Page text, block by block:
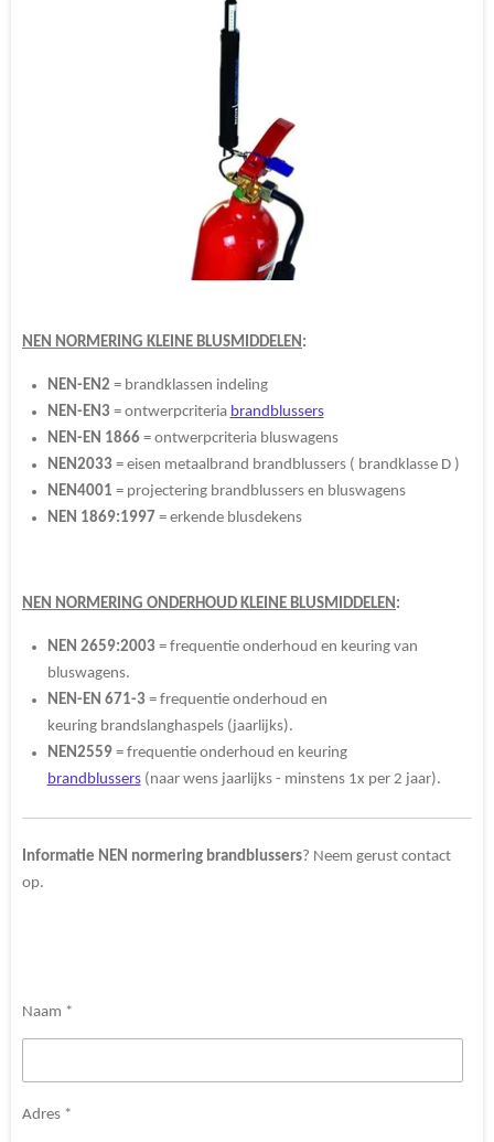
NEN NORMERING KLEINE BLUSMIDDELEN :
NEN-EN2 = brandklassen indeling
NEN-EN3 = ontwerpcriteria brandblussers
NEN-EN 1866= ontwerpcriteria bluswagens
NEN2033 = eisen metaalbrand brandblussers ( brandklasse D )
NEN4001 = projectering brandblussers en bluswagens
NEN 1869:1997 = erkende blusdekens
NEN NORMERING ONDERHOUD KLEINE BLUSMIDDELEN :
NEN 2659:2003 = frequentie onderhoud en keuring van
bluswagens.
NEN-EN 671-3 = frequentie onderhoud en
keuring brandslanghaspels (jaarlijks).
NEN2559= frequentie onderhoud en keuring
brandblussers(naar wens jaarlijks - minstens 1x per 2 jaar).
Informatie NEN normering brandblussers? Neem gerust contact
op.
Naam *
Adres *